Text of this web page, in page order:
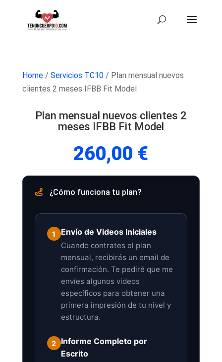
Home/ Servicios TC10/ Plan mensual nuevos
clientes 2 meses IFBB Fit Model
Plan mensual nuevos clientes 2
meses IFBB Fit Model
260,00 €
¿Cómo funciona tu plan?
1 Envío de Videos Iniciales
Cuando contrates el plan
mensual, recibirás un email de
confirmación. Te pediré que me
envíes algunos videos
específicos para obtener una
primera impresión de tu nivel y
estructura.
2 Informe Completo por
Escrito